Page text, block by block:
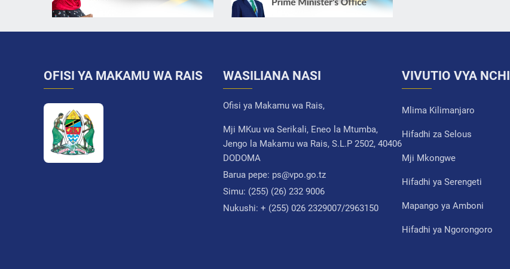
OFISI YA MAKAMU WA RAIS WASILIANA NASI
Ofisi ya Makamu wa Rais,
Mji MKuu wa Serikali, Eneo la Mtumba,
Jengo la Makamu wa Rais, S.L.P 2502, 40406
DODOMA
Barua pepe: ps@vpo.go.tz
Simu: (255) (26) 232 9006
Nukushi: + (255) 026 2329007/2963150
VIVUTIO VYA NCHI
Mlima Kilimanjaro
Hifadhi za Selous
Mji Mkongwe
Hifadhi ya Serengeti
Mapango ya Amboni
Hifadhi ya Ngorongoro